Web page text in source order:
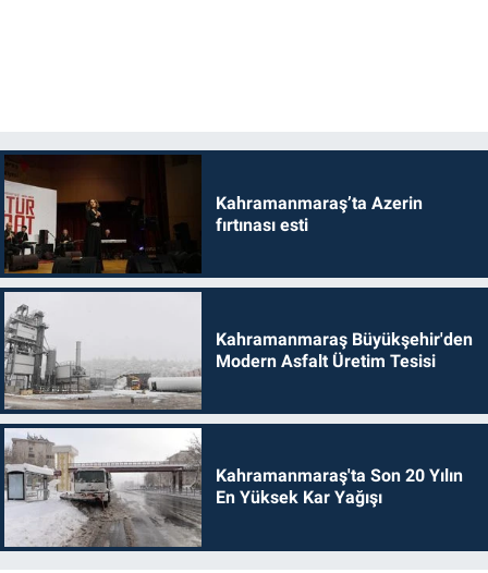
Kahramanmaraş’ta Azerin
fırtınası esti
Kahramanmaraş Büyükşehir'den
Modern Asfalt Üretim Tesisi
Kahramanmaraş'ta Son 20 Yılın
En Yüksek Kar Yağışı